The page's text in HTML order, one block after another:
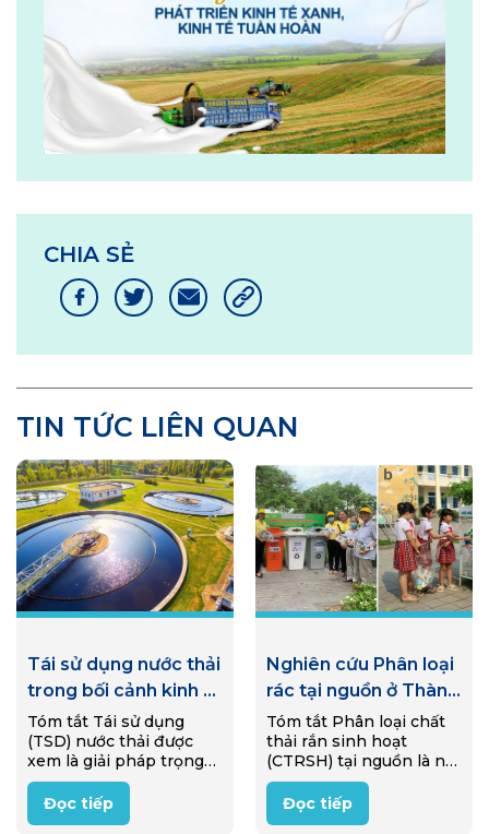
CHIA SẺ
TIN TỨC LIÊN QUAN
Tái sử dụng nước thải
trong bối cảnh kinh tế
tuần hoàn: Tính cấp
thiết của việc loại bỏ
muối và các công
nghệ tiềm năng tại
Việt Nam
Tóm tắt Tái sử dụng
(TSD) nước thải được
xem là giải pháp trọng
tâm hướng tới phát triển
bền vững và kinh tế
tuần hoàn tại Việt Nam.
Đọc tiếp
Nghiên cứu Phân loại
rác tại nguồn ở Thành
phố Huế giai đoạn
2022 – 2025: Bài học
kinh nghiệm và
khuyến nghị
Tóm tắt Phân loại chất
thải rắn sinh hoạt
(CTRSH) tại nguồn là nội
dung trọng tâm của Luật
Bảo vệ môi trường
(BVMT) năm 2020 và là
Đọc tiếp